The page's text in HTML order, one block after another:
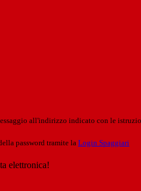
all'indirizzo indicato con le
password tramite la Login Spaggiari
elettronica!